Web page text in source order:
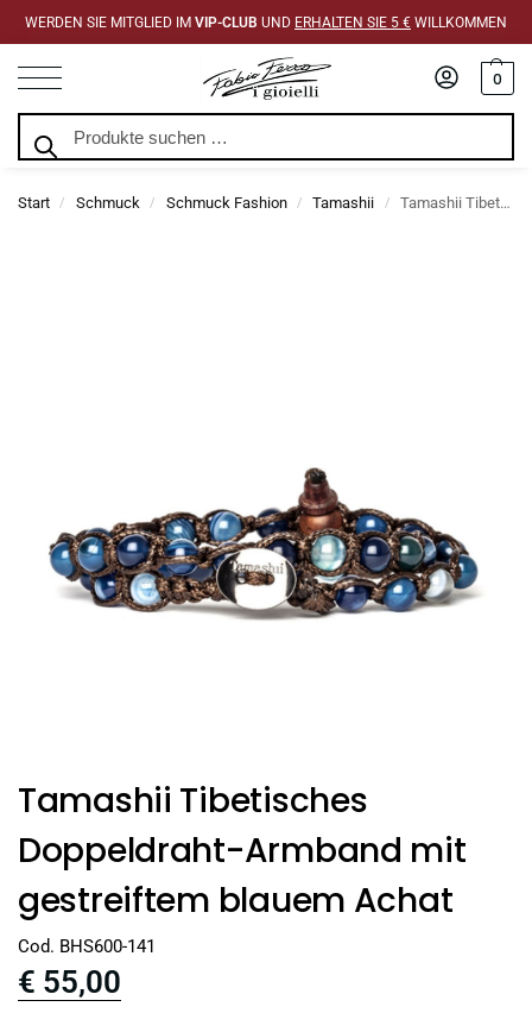
WERDEN SIE MITGLIED IM VIP-CLUB UND ERHALTEN SIE 5 € WILLKOMMEN
0
Start / Schmuck / Schmuck Fashion / Tamashii / Tamashii Tibetisches Doppeldraht-Armband mit gestreiftem blauem Achat
Tamashii Tibetisches
Doppeldraht-Armband mit
gestreiftem blauem Achat
Cod. BHS600-141
€ 55,00